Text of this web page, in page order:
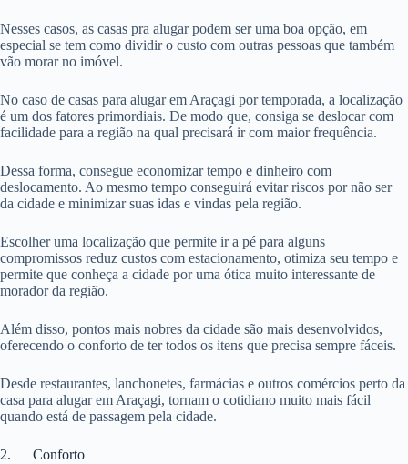
Nesses casos, as casas pra alugar podem ser uma boa opção, em
especial se tem como dividir o custo com outras pessoas que também
vão morar no imóvel.
No caso de casas para alugar em Araçagi por temporada, a localização
é um dos fatores primordiais. De modo que, consiga se deslocar com
facilidade para a região na qual precisará ir com maior frequência.
Dessa forma, consegue economizar tempo e dinheiro com
deslocamento. Ao mesmo tempo conseguirá evitar riscos por não ser
da cidade e minimizar suas idas e vindas pela região.
Escolher uma localização que permite ir a pé para alguns
compromissos reduz custos com estacionamento, otimiza seu tempo e
permite que conheça a cidade por uma ótica muito interessante de
morador da região.
Além disso, pontos mais nobres da cidade são mais desenvolvidos,
oferecendo o conforto de ter todos os itens que precisa sempre fáceis.
Desde restaurantes, lanchonetes, farmácias e outros comércios perto da
casa para alugar em Araçagi, tornam o cotidiano muito mais fácil
quando está de passagem pela cidade.
2. Conforto